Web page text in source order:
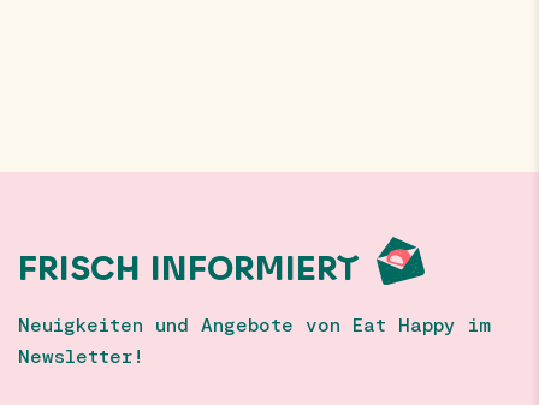
FRISCH INFORMIERT
Neuigkeiten und Angebote von Eat Happy im
Newsletter!